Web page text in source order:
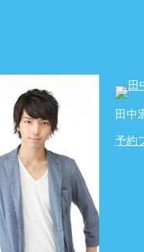
田中
予約